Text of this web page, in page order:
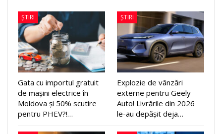
ȘTIRI
Gata cu importul gratuit
de mașini electrice în
Moldova și 50% scutire
pentru PHEV?!…
ȘTIRI
Explozie de vânzări
externe pentru Geely
Auto! Livrările din 2026
le-au depășit deja…